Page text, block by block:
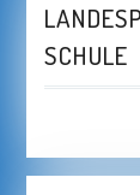
SCHULE